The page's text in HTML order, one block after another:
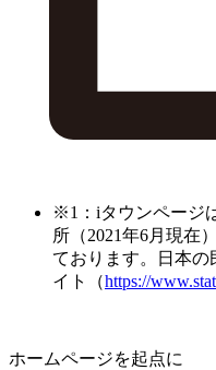
※1：iタウンページ
所（2021年6月現在
ております。日本の
イト（https://
ホームページを起点に